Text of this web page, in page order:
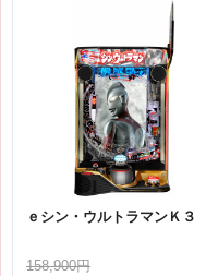
ｅシン・ウルトラマンＫ３
158,900円